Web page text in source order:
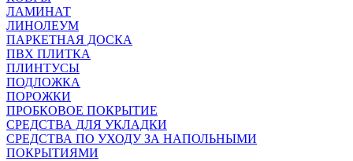
ЛАМИНАТ
ЛИНОЛЕУМ
ПАРКЕТНАЯ ДОСКА
ПВХ ПЛИТКА
ПЛИНТУСЫ
ПОДЛОЖКА
ПОРОЖКИ
ПРОБКОВОЕ ПОКРЫТИЕ
СРЕДСТВА ДЛЯ УКЛАДКИ
СРЕДСТВА ПО УХОДУ ЗА НАПОЛЬНЫМИ
ПОКРЫТИЯМИ